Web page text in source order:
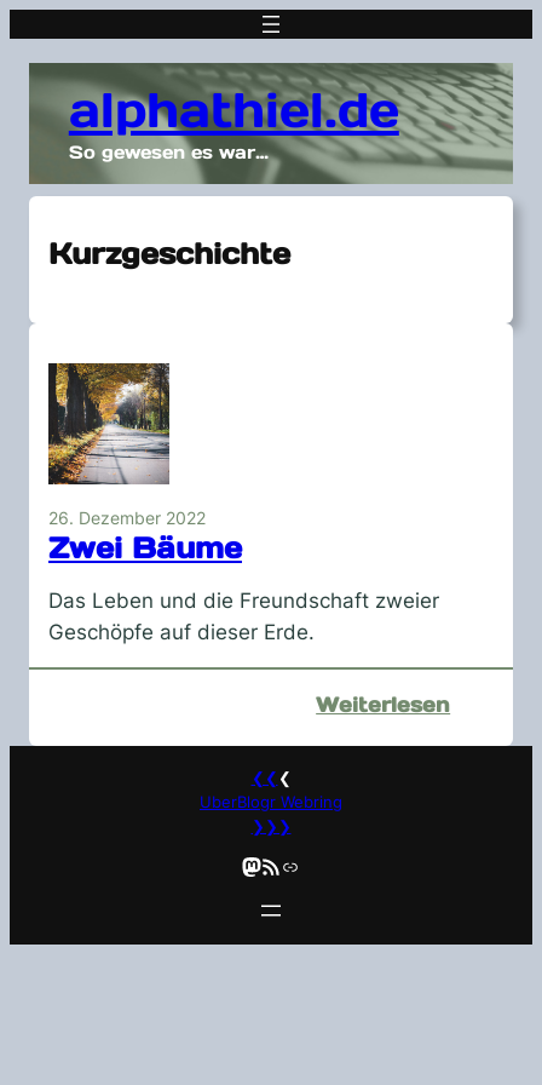
alphathiel.de
So gewesen es war…
Kurzgeschichte
26. Dezember 2022
Zwei Bäume
Das Leben und die Freundschaft zweier
Geschöpfe auf dieser Erde.
Weiterlesen:
❮❮ ❮
UberBlogr Webring
❯❯❯
Mastodon RSS-Feed Link